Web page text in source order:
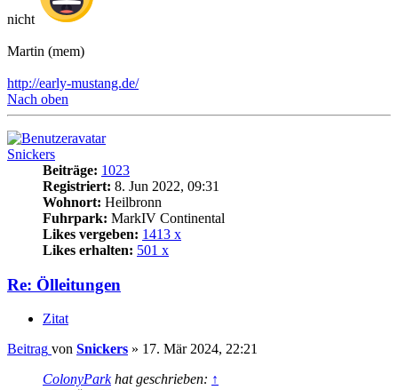
nicht
Martin (mem)
http://early-mustang.de/
Nach oben
Snickers
Beiträge: 1023
Registriert: 8. Jun 2022, 09:31
Wohnort: Heilbronn
Fuhrpark: MarkIV Continental
Likes vergeben: 1413 x
Likes erhalten: 501 x
Re: Ölleitungen
Zitat
Beitrag von Snickers » 17. Mär 2024, 22:21
ColonyParkhat geschrieben: ↑